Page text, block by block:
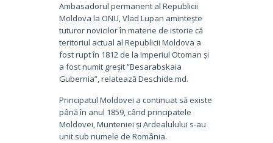
Ambasadorul permanent al Republicii
Moldova la ONU, Vlad Lupan amintește
tuturor novicilor în materie de istorie că
teritoriul actual al Republicii Moldova a
fost rupt în 1812 de la Imperiul Otoman și
a fost numit greșit “Besarabskaia
Gubernia”, relatează Deschide.md.
Principatul Moldovei a continuat să existe
până în anul 1859, când principatele
Moldovei, Munteniei și Ardealulului s-au
unit sub numele de România.